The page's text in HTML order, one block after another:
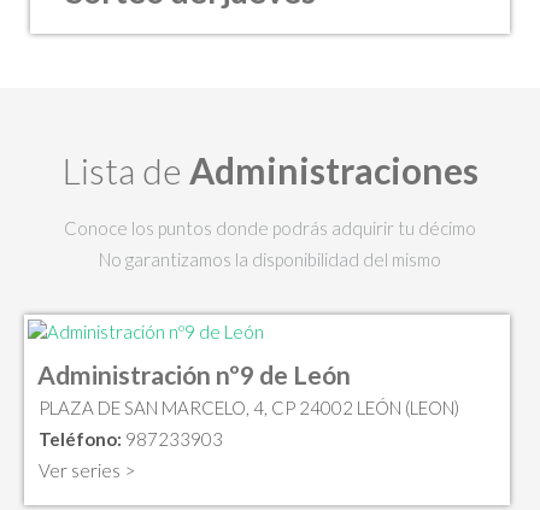
Lista de Administraciones
Conoce los puntos donde podrás adquirir tu décimo
No garantizamos la disponibilidad del mismo
Administración nº9 de León
PLAZA DE SAN MARCELO, 4, CP 24002 LEÓN (LEON)
Teléfono: 987233903
Ver series >